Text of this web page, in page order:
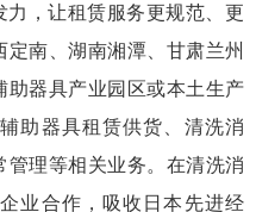
，让租赁服务更规范、更
南、湖南湘潭、甘肃兰州
助器具产业园区或本土生产
助器具租赁供货、清洗消
理等相关业务。在清洗消
业合作，吸收日本先进经